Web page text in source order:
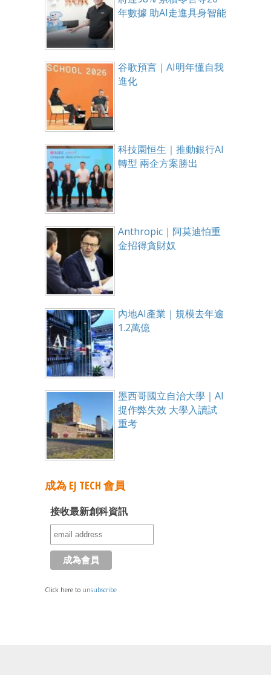
年數據 助AI走進具身智能
谷歌預言｜AI明年懂自我
進化
科技園恒生｜推動銀行AI
轉型 兩企方案勝出
Anthropic｜阿莫迪怕重
金招得貪財奴
內地AI產業｜規模去年逾
1.2萬億
墨西哥國立自治大學｜AI
捉作弊失效 大學入讀試
重考
成為 EJ TECH 會員
接收最新創科資訊
Click here to unsubscribe